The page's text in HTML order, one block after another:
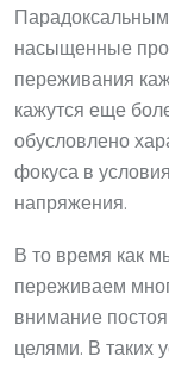
насыщенные
переживания
кажутся еще
обусловлено
фокуса в
напряжения.
В то время как
переживаем
внимание
целями. В таких